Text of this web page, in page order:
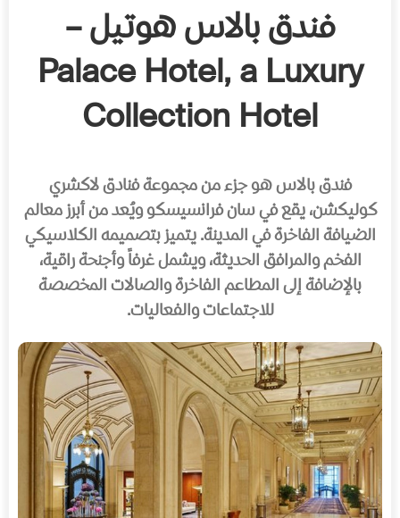
فندق بالاس هوتيل –
Palace Hotel, a Luxury
Collection Hotel
فندق بالاس هو جزء من مجموعة فنادق لاكشري
كوليكشن، يقع في سان فرانسيسكو ويُعد من أبرز معالم
الضيافة الفاخرة في المدينة. يتميز بتصميمه الكلاسيكي
الفخم والمرافق الحديثة، ويشمل غرفاً وأجنحة راقية،
بالإضافة إلى المطاعم الفاخرة والصالات المخصصة
للاجتماعات والفعاليات.